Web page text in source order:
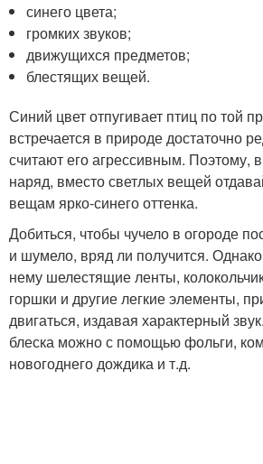
синего цвета;
громких звуков;
движущихся предметов;
блестящих вещей.
Синий цвет отпугивает птиц по той
встречается в природе достаточно
считают его агрессивным. Поэтому,
наряд, вместо светлых вещей
вещам ярко-синего оттенка.
Добиться, чтобы чучело в огороде
и шумело, вряд ли получится.
нему шелестящие ленты,
горшки и другие легкие элементы,
двигаться, издавая характерный
блеска можно с помощью фольги,
новогоднего дождика и т.д.